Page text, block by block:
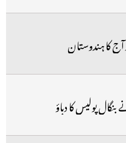
آج کا ہندوستان
پولیس کا دباؤ